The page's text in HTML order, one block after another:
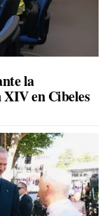
la
en Cibeles